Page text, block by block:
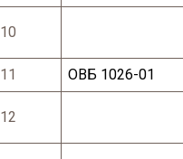
10
11 ОВБ 1026-01
12